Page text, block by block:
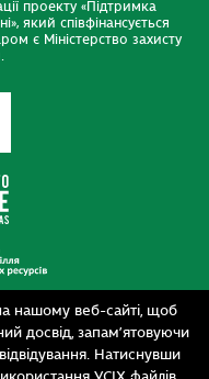
нашому веб-сайті, щоб
досвід, запам’ятовуючи
Натиснувши
проекту «Підтримка
який співфінансується
є Міністерство захисту